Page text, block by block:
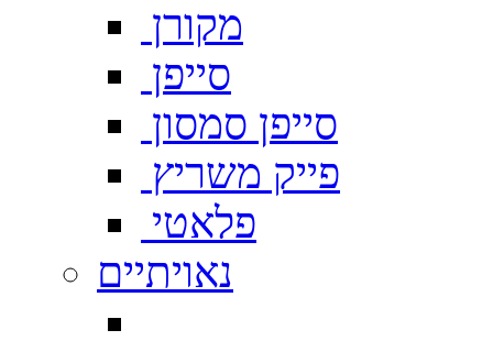
מקורן
סייפן
סייפן סמסון
פייק משריץ
פלאטי
נאויתיים